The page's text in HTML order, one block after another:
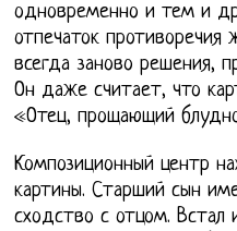
одновременно и тем и
отпечаток
всегда заново решения,
Он даже считает, что
«Отец, прощающий
Композиционный центр
картины. Старший сын
сходство с отцом.